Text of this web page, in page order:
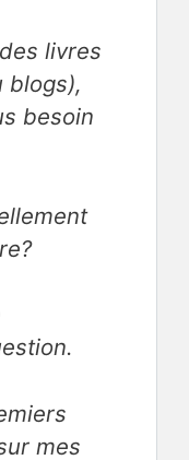
livres
blogs),
besoin
mes